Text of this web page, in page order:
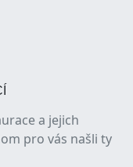
a jejich
pro vás našli ty